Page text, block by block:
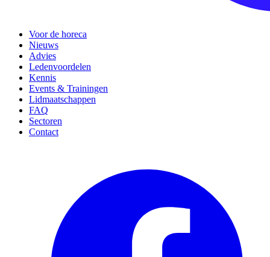
Voor de horeca
Nieuws
Advies
Ledenvoordelen
Kennis
Events & Trainingen
Lidmaatschappen
FAQ
Sectoren
Contact